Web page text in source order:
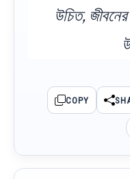
উচিত,
COPY